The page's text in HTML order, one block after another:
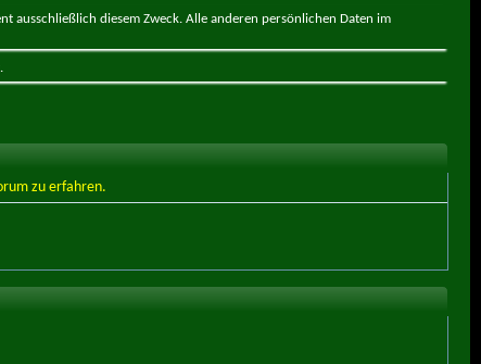
ausschließlich diesem Zweck. Alle anderen persönlichen Daten im
zu erfahren.